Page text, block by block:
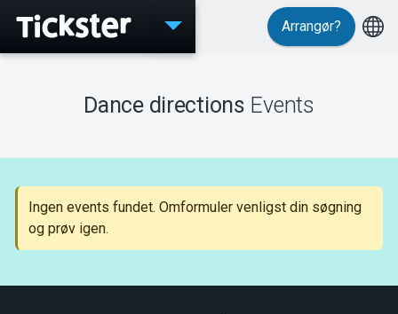
Events
Support
Arrangør?
Dance directions Events
Ingen events fundet. Omformuler venligst din søgning
og prøv igen.